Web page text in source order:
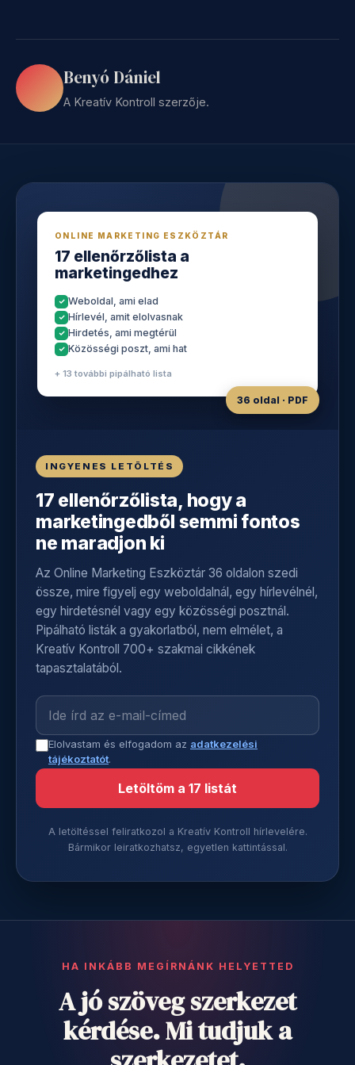
Benyó Dániel
A Kreatív Kontroll szerzője.
ONLINE MARKETING ESZKÖZTÁR
17 ellenőrzőlista a
marketingedhez
Weboldal, ami elad
Hírlevél, amit elolvasnak
Hirdetés, ami megtérül
Közösségi poszt, ami hat
+ 13 további pipálható lista
36 oldal · PDF
INGYENES LETÖLTÉS
17 ellenőrzőlista, hogy a
marketingedből semmi fontos
ne maradjon ki
Az Online Marketing Eszköztár 36 oldalon szedi
össze, mire figyelj egy weboldalnál, egy hírlevélnél,
egy hirdetésnél vagy egy közösségi posztnál.
Pipálható listák a gyakorlatból, nem elmélet, a
Kreatív Kontroll 700+ szakmai cikkének
tapasztalatából.
Elolvastam és elfogadom az adatkezelési
tájékoztatót.
Letöltöm a 17 listát
A letöltéssel feliratkozol a Kreatív Kontroll hírlevelére.
Bármikor leiratkozhatsz, egyetlen kattintással.
HA INKÁBB MEGÍRNÁNK HELYETTED
A jó szöveg szerkezet
kérdése. Mi tudjuk a